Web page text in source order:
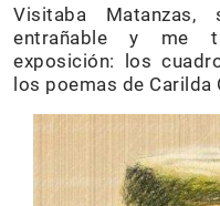
Visitaba Matanzas,
entrañable y me
exposición: los
los poemas de Carilda